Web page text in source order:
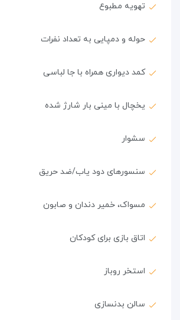
تهویه مطبوع
حوله و دمپایی به تعداد نفرات
کمد دیواری همراه با جا لباسی
یخچال با مینی بار شارژ شده
سشوار
سنسورهای دود یاب/ضد حریق
مسواک، خمیر دندان و صابون
اتاق بازی برای کودکان
استخر روباز
سالن بدنسازی